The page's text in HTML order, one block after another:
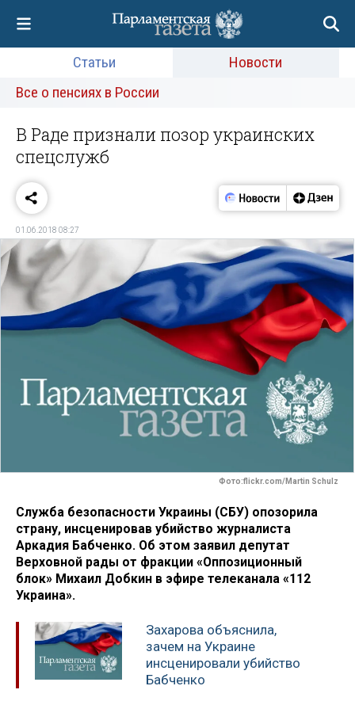
Статьи
Новости
Все о пенсиях в России
В Раде признали позор украинских
спецслужб
01.06.2018 08:27
Фото:flickr.com/Martin Schulz
Служба безопасности Украины (СБУ) опозорила
страну, инсценировав убийство журналиста
Аркадия Бабченко. Об этом заявил депутат
Верховной рады от фракции «Оппозиционный
блок» Михаил Добкин в эфире телеканала «112
Украина».
Захарова объяснила,
зачем на Украине
инсценировали убийство
Бабченко